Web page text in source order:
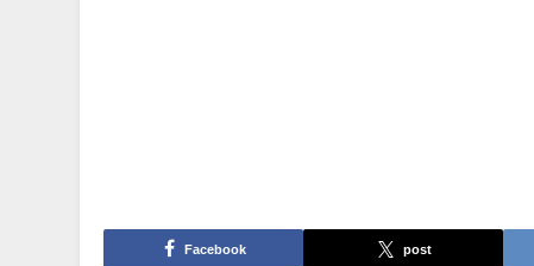
Facebook post